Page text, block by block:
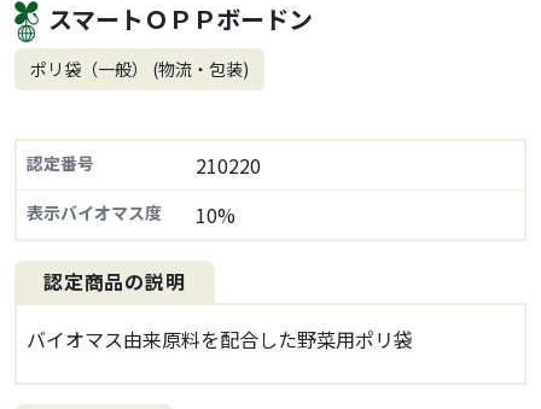
スマートＯＰＰボードン
ポリ袋（一般） (物流・包装)
認定番号 210220
表示バイオマス度 10%
認定商品の説明
バイオマス由来原料を配合した野菜用ポリ袋